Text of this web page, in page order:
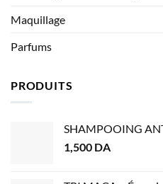
Maquillage
Parfums
PRODUITS
SHAMPOOING
1,500 DA